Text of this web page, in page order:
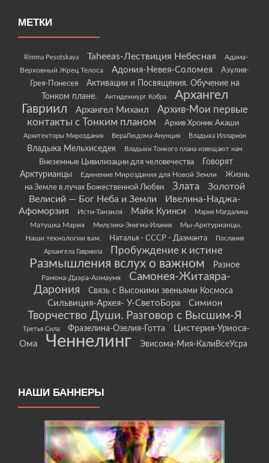
МЕТКИ
Rimma Pesotskaya Taheeas-Лествиция Небесная
Адама-
Верховный Жрец Телоса
Адония-Невея-Соломея
Азулия-
Грея-Понесея
Активации и Посвящения. Обучение на
Тонком плане.
Антидемиург Кобра
Архангел
Гавриил
Архангел Михаил
Архив-Мои первые
контакты с Тонким планом
Архив Хроник Акаши
Архитекторы Мироздания ВераЛюдома-Анунция Владыка Илларион
Владыка Мельхиседек Владыки Тонкого плана извещают нам
Внеземные Цивилизации для человечества
Говорят
Арктурианцы
Единение Мироздания для Новой Земли
Жизнь
на Земле в лучах Божественной Любви
Злата
Золотой
Велисий — Бог Неба и Земли
Ивелина-Наджа-
Афоморзия
Исти-Танзиля Майк Куинси Мария Магдалина
Матушка Мария Милузина-Энигма-Илания
Мы-Арктурианцы.
Наши технологии вам.
Наталья - СССР - Даэманта
Послания
Архангела Гавриила
Пробуждение к истине
Размышления вслух о важном Разное
Рамона-Даэра-Аомаумя
Самонея-Житаяра-
Дарония
Связь с Высокими звеньями Космоса
Сильвиция-Архея- У-СветоБора Симион
Творчество Души. Разговор с Высшим-Я
Третья Сила Фразелина-Озелия-Готта
Цистерия-Уриоса-
Ома
Ченнелинг Эвисома-Мия-КалиВсеУсра
НАШИ БАННЕРЫ